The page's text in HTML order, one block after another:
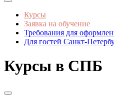
Курсы
Заявка на обучение
Требования для
Для гостей Санкт-
Курсы в СПБ